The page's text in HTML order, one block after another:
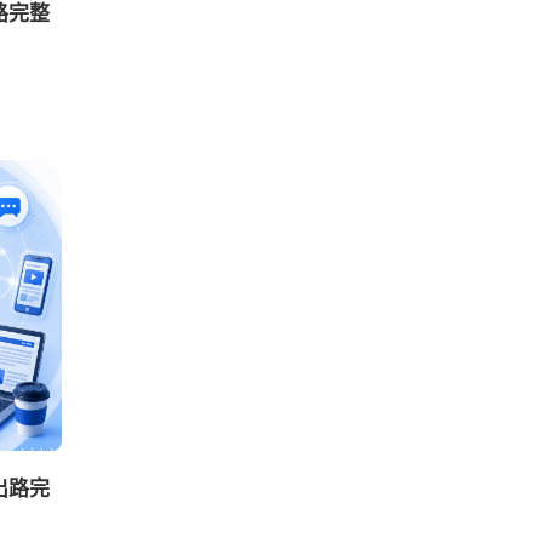
完整
路完